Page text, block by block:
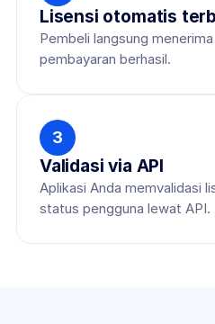
Lisensi otomatis
Pembeli langsung
pembayaran berhasil.
3
Validasi via API
Aplikasi Anda memvalidasi
status pengguna lewat API.